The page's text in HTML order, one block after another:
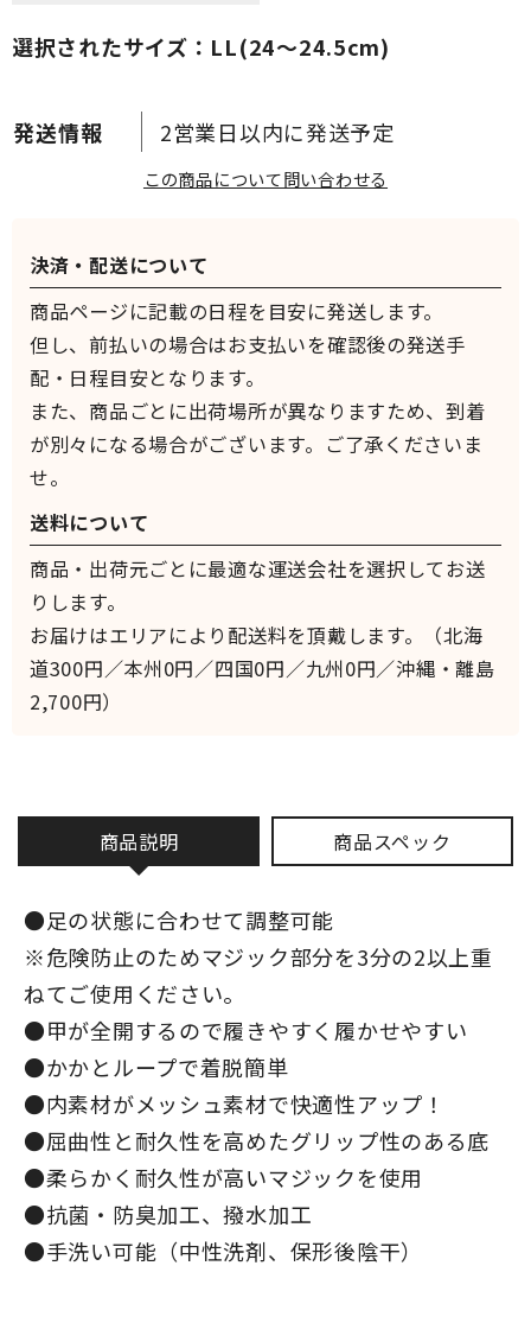
2営業日以内に発送予定
選択されたサイズ：LL(24～24.5cm)
この商品について問い合わせる
商品説明 商品スペック
●足の状態に合わせて調整可能
※危険防止のためマジック部分を3分の2以上重
ねてご使用ください。
●甲が全開するので履きやすく履かせやすい
●かかとループで着脱簡単
●内素材がメッシュ素材で快適性アップ！
●屈曲性と耐久性を高めたグリップ性のある底
●柔らかく耐久性が高いマジックを使用
●抗菌・防臭加工、撥水加工
●手洗い可能（中性洗剤、保形後陰干）
決済・配送について
商品ページに記載の日程を目安に発送します。
但し、前払いの場合はお支払いを確認後の発送手
配・日程目安となります。
また、商品ごとに出荷場所が異なりますため、到着
が別々になる場合がございます。ご了承くださいま
せ。
送料について
商品・出荷元ごとに最適な運送会社を選択してお送
りします。
お届けはエリアにより配送料を頂戴します。（北海
道300円／本州0円／四国0円／九州0円／沖縄・離島
2,700円）